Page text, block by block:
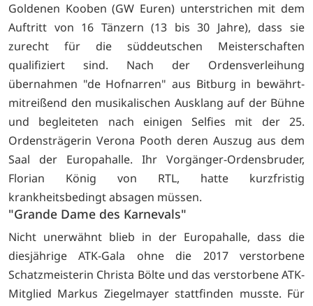
Goldenen Kooben (GW Euren) unterstrichen mit dem
Auftritt von 16 Tänzern (13 bis 30 Jahre), dass sie
zurecht für die süddeutschen Meisterschaften
qualifiziert sind. Nach der Ordensverleihung
übernahmen "de Hofnarren" aus Bitburg in bewährt-
mitreißend den musikalischen Ausklang auf der Bühne
und begleiteten nach einigen Selfies mit der 25.
Ordensträgerin Verona Pooth deren Auszug aus dem
Saal der Europahalle. Ihr Vorgänger-Ordensbruder,
Florian König von RTL, hatte kurzfristig
krankheitsbedingt absagen müssen.
"Grande Dame des Karnevals"
Nicht unerwähnt blieb in der Europahalle, dass die
diesjährige ATK-Gala ohne die 2017 verstorbene
Schatzmeisterin Christa Bölte und das verstorbene ATK-
Mitglied Markus Ziegelmayer stattfinden musste. Für